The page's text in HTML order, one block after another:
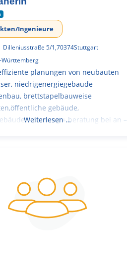
Ingenieure
Dilleniusstraße 5/1,70374Stuttgart
Württemberg
planungen von neubauten
niedrigenergiegebäude
brettstapelbauweise
gebäude,
– planung + beratung bei an –
Weiterlesen …